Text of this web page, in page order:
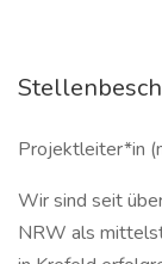
Projektleiter*in
Wir sind seit
NRW als